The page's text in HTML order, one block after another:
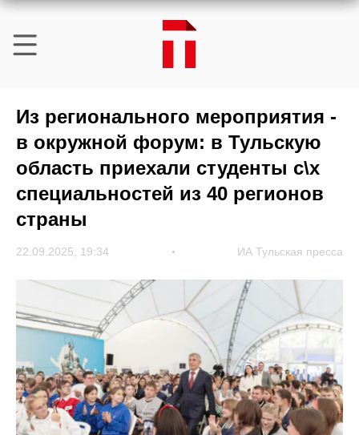
Из регионального мероприятия -
в окружной форум: в Тульскую
область приехали студенты с\х
специальностей из 40 регионов
страны
22.09.2025, 19:34 ИА Тульская пресса